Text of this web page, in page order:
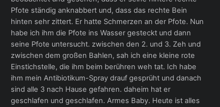
Pfote ständig anknabbert und, dass das rechte Bein
hinten sehr zittert. Er hatte Schmerzen an der Pfote. Nun
habe ich ihm die Pfote ins Wasser gesteckt und dann
seine Pfote untersucht. zwischen den 2. und 3. Zeh und
zwischen dem großen Bahlen, sah ich eine kleine rote
Einstichstelle, die ihm beim berühren weh tat. Ich habe
ihm mein Antibiotikum-Spray drauf gesprüht und danach
sind alle 3 nach Hause gefahren. daheim hat er
geschlafen und geschlafen. Armes Baby. Heute ist alles